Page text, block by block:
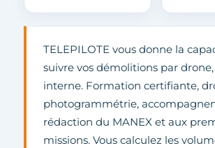
TELEPILOTE vous donne la
suivre vos démolitions par
interne. Formation certifiante,
photogrammétrie,
rédaction du MANEX et aux
missions. Vous calculez les